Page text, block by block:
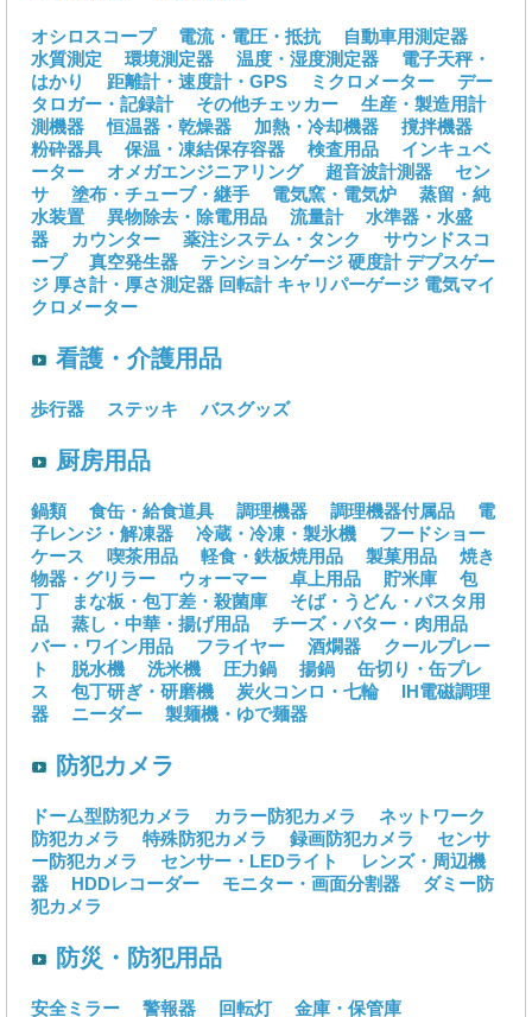
オシロスコープ 電流・電圧・抵抗
自動車用測定器
水質測定
環境測定器 温度・湿度測定器
電子天秤・
はかり
距離計・速度計・GPS ミクロメーター
デー
タロガー・記録計
その他チェッカー
生産・製造用計
測機器
恒温器・乾燥器 加熱・冷却機器
撹拌機器
粉砕器具
保温・凍結保存容器 検査用品
インキュベ
ーター
オメガエンジニアリング 超音波計測器
セン
サ
塗布・チューブ・継手 電気窯・電気炉
蒸留・純
水装置
異物除去・除電用品 流量計
水準器・水盛
器
カウンター 薬注システム・タンク
サウンドスコ
ープ
真空発生器 テンションゲージ 硬度計 デプスゲー
ジ 厚さ計・厚さ測定器 回転計 キャリパーゲージ 電気マイ
クロメーター
看護・介護用品
歩行器 ステッキ バスグッズ
厨房用品
鍋類 食缶・給食道具 調理機器 調理機器付属品
電
子レンジ・解凍器
冷蔵・冷凍・製氷機
フードショー
ケース
喫茶用品 軽食・鉄板焼用品 製菓用品
焼き
物器・グリラー
ウォーマー 卓上用品 貯米庫
包
丁
まな板・包丁差・殺菌庫
そば・うどん・パスタ用
品
蒸し・中華・揚げ用品
チーズ・バター・肉用品
バー・ワイン用品
フライヤー 酒燗器
クールプレー
ト
脱水機 洗米機 圧力鍋 揚鍋
缶切り・缶プレ
ス
包丁研ぎ・研磨機 炭火コンロ・七輪
IH電磁調理
器
ニーダー 製麺機・ゆで麺器
防犯カメラ
ドーム型防犯カメラ カラー防犯カメラ
ネットワーク
防犯カメラ
特殊防犯カメラ 録画防犯カメラ
センサ
ー防犯カメラ
センサー・LEDライト
レンズ・周辺機
器
HDDレコーダー モニター・画面分割器
ダミー防
犯カメラ
防災・防犯用品
安全ミラー 警報器 回転灯 金庫・保管庫